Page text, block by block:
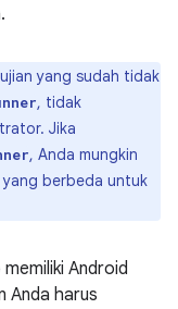
yang sudah tidak
, tidak
Jika
, Anda mungkin
berbeda untuk
Android
Anda harus